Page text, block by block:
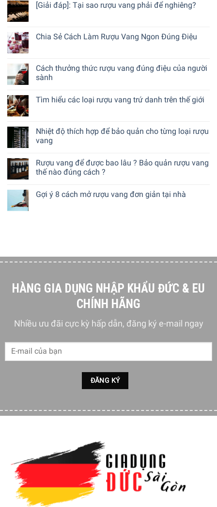
[Giải đáp]: Tại sao rượu vang phải để nghiêng?
Chia Sẻ Cách Làm Rượu Vang Ngon Đúng Điệu
Cách thưởng thức rượu vang đúng điệu của người
sành
Tìm hiểu các loại rượu vang trứ danh trên thế giới
Nhiệt độ thích hợp để bảo quản cho từng loại rượu
vang
Rượu vang để được bao lâu ? Bảo quản rượu vang
thế nào đúng cách ?
Gợi ý 8 cách mở rượu vang đơn giản tại nhà
HÀNG GIA DỤNG NHẬP KHẨU ĐỨC & EU
CHÍNH HÃNG
Nhiều ưu đãi cực kỳ hấp dẫn, đăng ký e-mail ngay